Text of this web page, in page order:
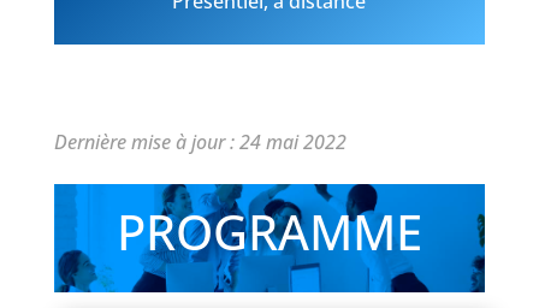
Dernière mise à jour : 24 mai 2022
PROGRAMME